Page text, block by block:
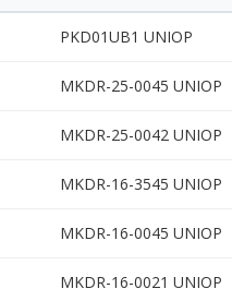
PKD01UB1 UNIOP
MKDR-25-0045 UNIOP
MKDR-25-0042 UNIOP
MKDR-16-3545 UNIOP
MKDR-16-0045 UNIOP
MKDR-16-0021 UNIOP